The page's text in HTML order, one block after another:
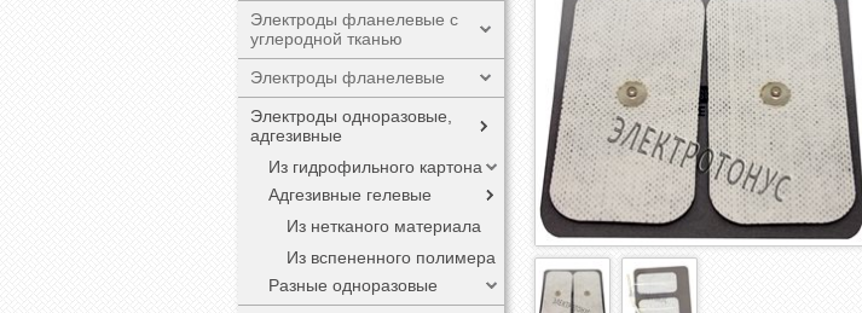
Электроды фланелевые с
углеродной тканью
Электроды фланелевые
Электроды одноразовые,
адгезивные
Из гидрофильного картона
Адгезивные гелевые
Из нетканого материала
Из вспененного полимера
Разные одноразовые